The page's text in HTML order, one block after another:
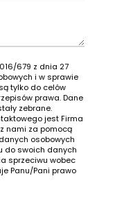
679 z dnia 27
i w sprawie
tylko do celów
prawa. Dane
zebrane.
jest Firma
z nami za pomocą
osobowych
do swoich danych
sprzeciwu wobec
Panu/Pani prawo